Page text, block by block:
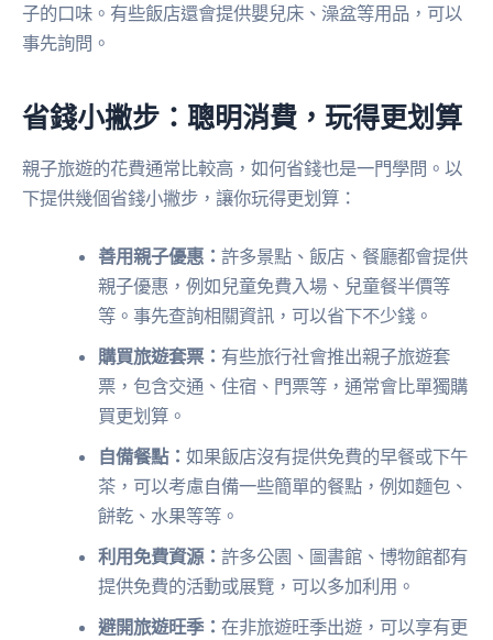
子的口味。有些飯店還會提供嬰兒床、澡盆等用品，可以
事先詢問。
省錢小撇步：聰明消費，玩得更划算
親子旅遊的花費通常比較高，如何省錢也是一門學問。以
下提供幾個省錢小撇步，讓你玩得更划算：
善用親子優惠：許多景點、飯店、餐廳都會提供
親子優惠，例如兒童免費入場、兒童餐半價等
等。事先查詢相關資訊，可以省下不少錢。
購買旅遊套票： 有些旅行社會推出親子旅遊套
票，包含交通、住宿、門票等，通常會比單獨購
買更划算。
自備餐點：如果飯店沒有提供免費的早餐或下午
茶，可以考慮自備一些簡單的餐點，例如麵包、
餅乾、水果等等。
利用免費資源：許多公園、圖書館、博物館都有
提供免費的活動或展覽，可以多加利用。
避開旅遊旺季：在非旅遊旺季出遊，可以享有更